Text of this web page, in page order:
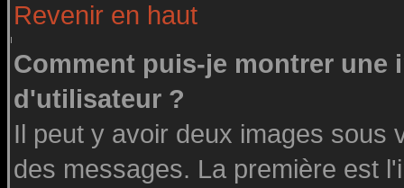
Revenir en haut
Comment puis-je montrer une
d'utilisateur ?
Il peut y avoir deux images sous
des messages. La première est